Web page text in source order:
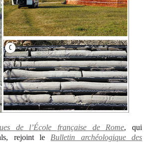
de l’École française de Rome, qui
rejoint le
Bulletin archéologique des